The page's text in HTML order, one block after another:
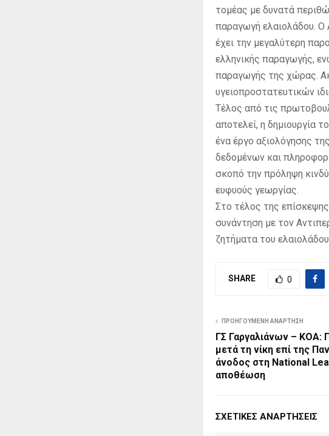
τομέας με δυνατά
παραγωγή ελαιολάδου. Ο
έχει την μεγαλύτερη
ελληνικής παραγωγής,
παραγωγής της χώρας.
υγειοπροστατευτικών
Τέλος από τις
αποτελεί, η δημιουργία
ένα έργο αξιολόγησης
δεδομένων και
σκοπό την πρόληψη
ευφυούς γεωργίας.
Στο τέλος της
συνάντηση με τον
ζητήματα του
SHARE 0
ΠΡΟΗΓΟΎΜΕΝΗ ΑΝΆΡΤΗΣΗ
ΓΣ Γαργαλιάνων – ΚΟΑ:
μετά τη νίκη επί της
άνοδος στη National
αποθέωση
ΣΧΕΤΙΚΈΣ ΑΝΑΡΤΉΣΕΙΣ